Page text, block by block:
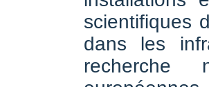
scientifiques
dans les
recherche